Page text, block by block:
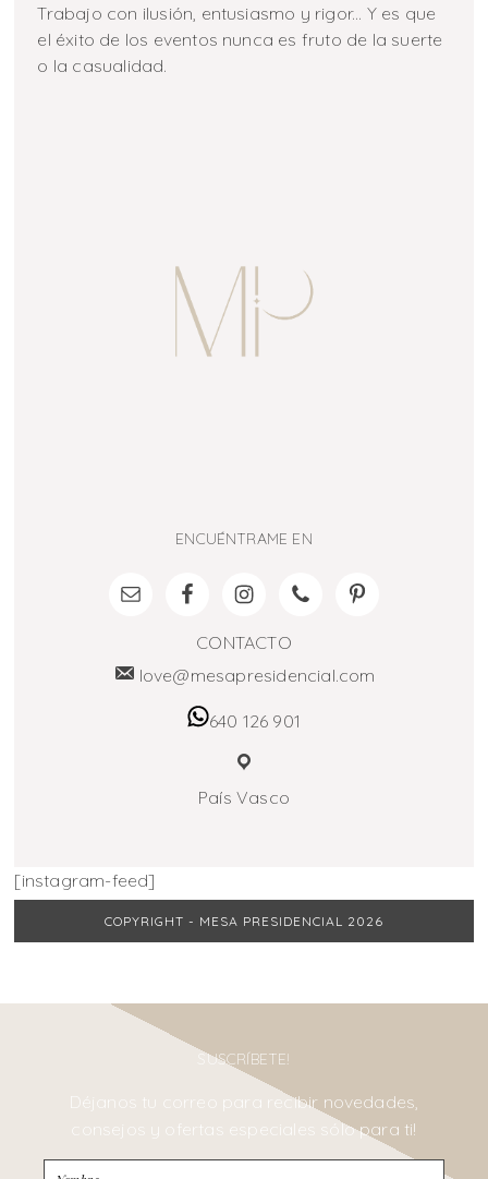
Trabajo con ilusión, entusiasmo y rigor... Y es que
el éxito de los eventos nunca es fruto de la suerte
o la casualidad.
ENCUÉNTRAME EN
CONTACTO
love@mesapresidencial.com
640 126 901
País Vasco
[instagram-feed]
COPYRIGHT - MESA PRESIDENCIAL 2026
SUSCRÍBETE!
Déjanos tu correo para recibir novedades,
consejos y ofertas especiales sólo para ti!